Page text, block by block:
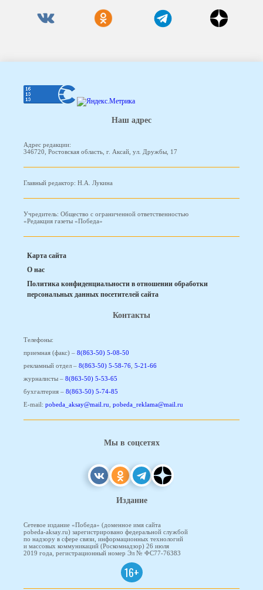
Наш адрес
Адрес редакции:
346720, Ростовская область, г. Аксай, ул. Дружбы, 17
Главный редактор: Н.А. Лукина
Учредитель: Общество с ограниченной ответственностью
«Редакция газеты «Победа»
Карта сайта
О нас
Политика конфиденциальности в отношении обработки
персональных данных посетителей сайта
Контакты
Телефоны:
приемная (факс) – 8(863-50) 5-08-50
рекламный отдел – 8(863-50) 5-58-76, 5-21-66
журналисты – 8(863-50) 5-53-65
бухгалтерия – 8(863-50) 5-74-85
E-mail: pobeda_aksay@mail.ru, pobeda_reklama@mail.ru
Мы в соцсетях
Издание
Сетевое издание «Победа» (доменное имя сайта
pobeda-aksay.ru) зарегистрировано федеральной службой
по надзору в сфере связи, информационных технологий
и массовых коммуникаций (Роскомнадзор) 26 июля
2019 года, регистрационный номер Эл № ФС77-76383
16+